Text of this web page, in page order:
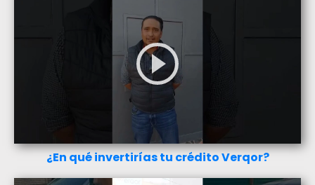
¿En qué invertirías tu crédito Verqor?